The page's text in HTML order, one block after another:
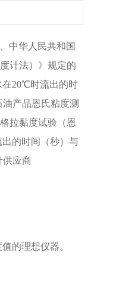
中华人民共和国
计法）》规定的
在20℃时流出的时
油产品恩氏粘度测
拉黏度试验（恩
的时间（秒）与
供应商
的理想仪器。